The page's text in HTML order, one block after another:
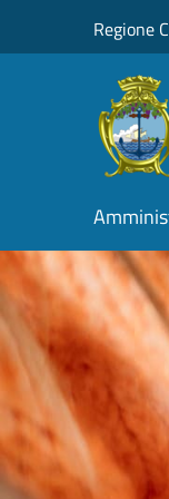
Regione